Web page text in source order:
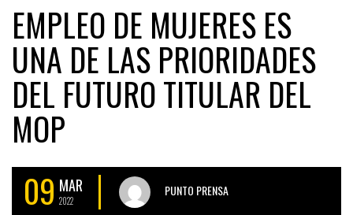
EMPLEO DE MUJERES ES
UNA DE LAS PRIORIDADES
DEL FUTURO TITULAR DEL
MOP
09 MAR
2022
PUNTO PRENSA